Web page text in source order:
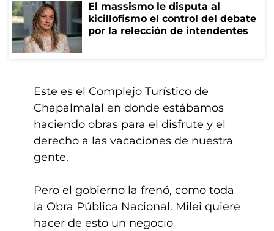
El massismo le disputa al
kicillofismo el control del debate
por la relección de intendentes
Este es el Complejo Turístico de
Chapalmalal en donde estábamos
haciendo obras para el disfrute y el
derecho a las vacaciones de nuestra
gente.
Pero el gobierno la frenó, como toda
la Obra Pública Nacional. Milei quiere
hacer de esto un negocio